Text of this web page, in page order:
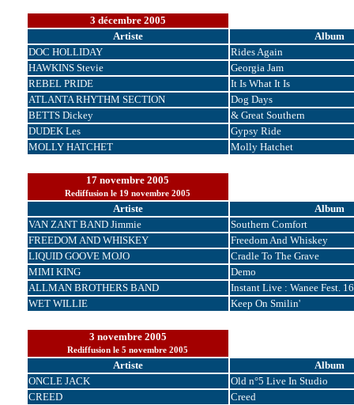
3 décembre 2005
Artiste
Album
DOC HOLLIDAY
Rides Again
HAWKINS Stevie
Georgia Jam
REBEL PRIDE
It Is What It Is
ATLANTA RHYTHM SECTION
Dog Days
BETTS Dickey
& Great Southern
DUDEK Les
Gypsy Ride
MOLLY HATCHET
Molly Hatchet
17 novembre 2005
Rediffusion le 19 novembre 2005
Artiste
Album
VAN ZANT BAND Jimmie
Southern Comfort
FREEDOM AND WHISKEY
Freedom And Whiskey
LIQUID GOOVE MOJO
Cradle To The Grave
MIMI KING
Demo
ALLMAN BROTHERS BAND
Instant Live : Wanee Fest.
WET WILLIE
Keep On Smilin'
3 novembre 2005
Rediffusion le 5 novembre 2005
Artiste
Album
ONCLE JACK
Old n°5 Live In Studio
CREED
Creed